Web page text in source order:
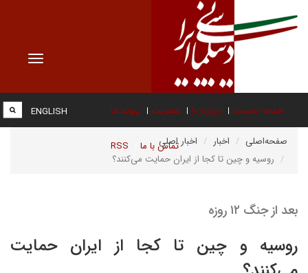
Toggle
صفحه نخست درباره ما عضویت پیوند ها
تماس با ما RSS
ENGLISH
صفحه‌اصلی اخبار
اخبار اصلی
روسیه و چین تا کجا از ایران حمایت می‌کنند؟
بعد از جنگ ۱۲ روزه
روسیه و چین تا کجا از ایران حمایت